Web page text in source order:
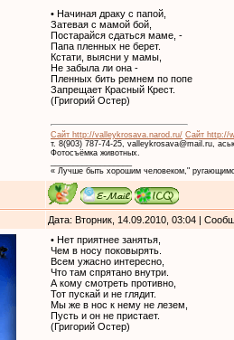
• Начиная драку с папой,
Затевая с мамой бой,
Постарайся сдаться маме, -
Папа пленных не берет.
Кстати, выясни у мамы,
Не забыла ли она -
Пленных бить ремнем по попе
Запрещает Красный Крест.
(Григорий Остер)
Сайт http://valleykrosava.narod.ru/ Сайт http://
т. 8(903) 787-74-25, valleykrosava@mail.ru,
Фотосъёмка животных.
« Лучше быть хорошим человеком,"
Дата: Вторник, 14.09.2010, 03:04 |
• Нет приятнее занятья,
Чем в носу поковырять.
Всем ужасно интересно,
Что там спрятано внутри.
А кому смотреть противно,
Тот пускай и не глядит.
Мы же в нос к нему не лезем,
Пусть и он не пристает.
(Григорий Остер)